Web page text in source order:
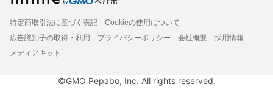
特定商取引法に基づく表記
Cookieの使用について
広告識別子の取得・利用
プライバシーポリシー 会社概要
採用情報
メディアキット
©GMO Pepabo, Inc. All rights reserved.